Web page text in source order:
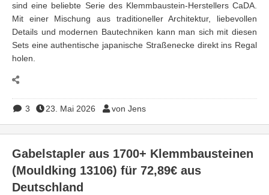
sind eine beliebte Serie des Klemmbaustein-Herstellers CaDA.
Mit einer Mischung aus traditioneller Architektur, liebevollen
Details und modernen Bautechniken kann man sich mit diesen
Sets eine authentische japanische Straßenecke direkt ins Regal
holen.
3 23. Mai 2026 von Jens
Gabelstapler aus 1700+ Klemmbausteinen
(Mouldking 13106) für 72,89€ aus
Deutschland